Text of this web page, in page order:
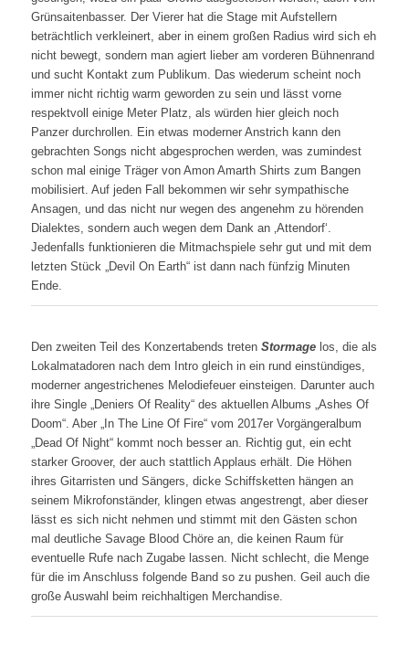
Grünsaitenbasser. Der Vierer hat die Stage mit Aufstellern
beträchtlich verkleinert, aber in einem großen Radius wird sich eh
nicht bewegt, sondern man agiert lieber am vorderen Bühnenrand
und sucht Kontakt zum Publikum. Das wiederum scheint noch
immer nicht richtig warm geworden zu sein und lässt vorne
respektvoll einige Meter Platz, als würden hier gleich noch
Panzer durchrollen. Ein etwas moderner Anstrich kann den
gebrachten Songs nicht abgesprochen werden, was zumindest
schon mal einige Träger von Amon Amarth Shirts zum Bangen
mobilisiert. Auf jeden Fall bekommen wir sehr sympathische
Ansagen, und das nicht nur wegen des angenehm zu hörenden
Dialektes, sondern auch wegen dem Dank an ‚Attendorf‘.
Jedenfalls funktionieren die Mitmachspiele sehr gut und mit dem
letzten Stück „Devil On Earth“ ist dann nach fünfzig Minuten
Ende.
Den zweiten Teil des Konzertabends treten Stormagelos, die als
Lokalmatadoren nach dem Intro gleich in ein rund einstündiges,
moderner angestrichenes Melodiefeuer einsteigen. Darunter auch
ihre Single „Deniers Of Reality“ des aktuellen Albums „Ashes Of
Doom“. Aber „In The Line Of Fire“ vom 2017er Vorgängeralbum
„Dead Of Night“ kommt noch besser an. Richtig gut, ein echt
starker Groover, der auch stattlich Applaus erhält. Die Höhen
ihres Gitarristen und Sängers, dicke Schiffsketten hängen an
seinem Mikrofonständer, klingen etwas angestrengt, aber dieser
lässt es sich nicht nehmen und stimmt mit den Gästen schon
mal deutliche Savage Blood Chöre an, die keinen Raum für
eventuelle Rufe nach Zugabe lassen. Nicht schlecht, die Menge
für die im Anschluss folgende Band so zu pushen. Geil auch die
große Auswahl beim reichhaltigen Merchandise.